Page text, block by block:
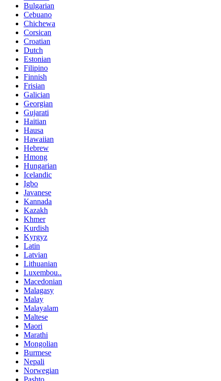
Bulgarian
Cebuano
Chichewa
Corsican
Croatian
Dutch
Estonian
Filipino
Finnish
Frisian
Galician
Georgian
Gujarati
Haitian
Hausa
Hawaiian
Hebrew
Hmong
Hungarian
Icelandic
Igbo
Javanese
Kannada
Kazakh
Khmer
Kurdish
Kyrgyz
Latin
Latvian
Lithuanian
Luxembou..
Macedonian
Malagasy
Malay
Malayalam
Maltese
Maori
Marathi
Mongolian
Burmese
Nepali
Norwegian